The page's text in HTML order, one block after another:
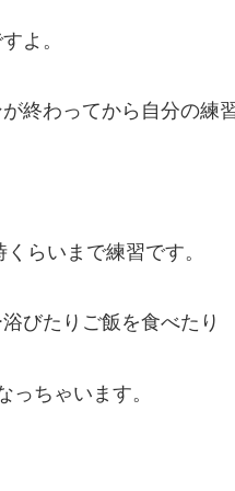
よ。
終わってから自分の練
らいまで練習です。
びたりご飯を食べたり
っちゃいます。